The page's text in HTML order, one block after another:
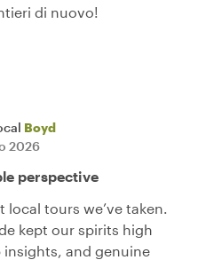
di nuovo!
Boyd
2026
perspective
tours we’ve taken.
kept our spirits high
and genuine